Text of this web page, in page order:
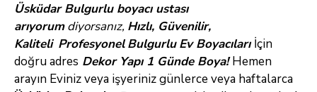
Üsküdar Bulgurlu boyacı ustası
arıyorumdiyorsanız, Hızlı, Güvenilir,
Kaliteli Profesyonel Bulgurlu EvBoyacılarıİçin
doğru adres Dekor Yapı 1 Günde Boya!Hemen
arayın Eviniz veya işyeriniz günlerce veya haftalarca